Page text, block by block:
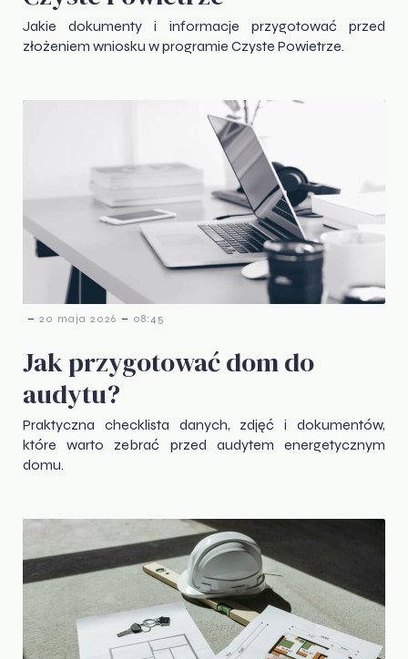
Jakie dokumenty i informacje przygotować przed
złożeniem wniosku w programie Czyste Powietrze.
- 20 maja 2026 - 08:45
Jak przygotować dom do
audytu?
Praktyczna checklista danych, zdjęć i dokumentów,
które warto zebrać przed audytem energetycznym
domu.